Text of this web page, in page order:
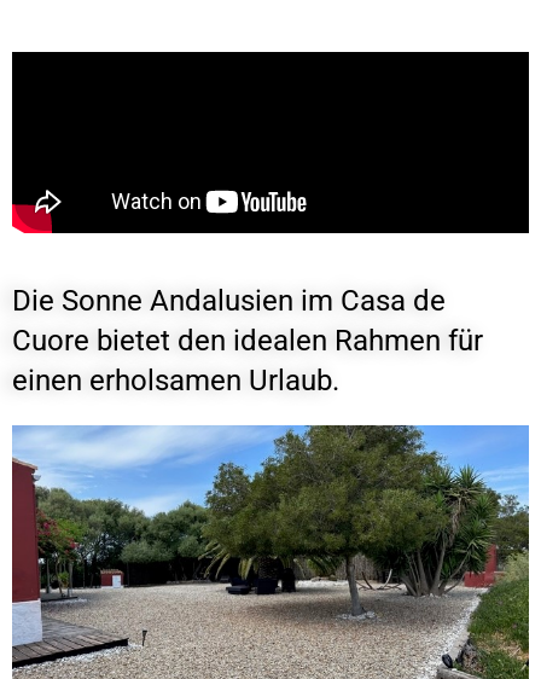
Die Sonne Andalusien im Casa de
Cuore bietet den idealen Rahmen für
einen erholsamen Urlaub.